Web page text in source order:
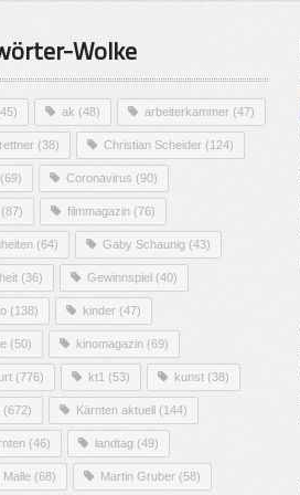
Wolke
ak (48) arbeiterkammer (47)
(38) Christian Scheider (124)
(69) Coronavirus (90)
(87) filmmagazin (76)
(64) Gaby Schaunig (43)
(36) Gewinnspiel (40)
(138) kinder (47)
(50) kinomagazin (69)
(776) kt1 (53) kunst (38)
(672) Kärnten aktuell (144)
(46) landtag (49)
Malle (68) Martin Gruber (58)